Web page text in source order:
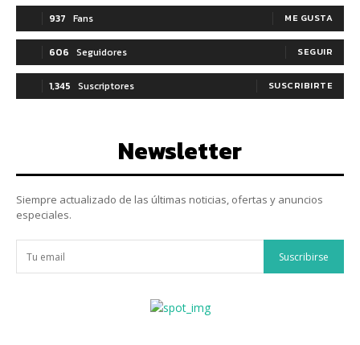
937 Fans ME GUSTA
606 Seguidores SEGUIR
1,345 Suscriptores SUSCRIBIRTE
Newsletter
Siempre actualizado de las últimas noticias, ofertas y anuncios
especiales.
Suscribirse